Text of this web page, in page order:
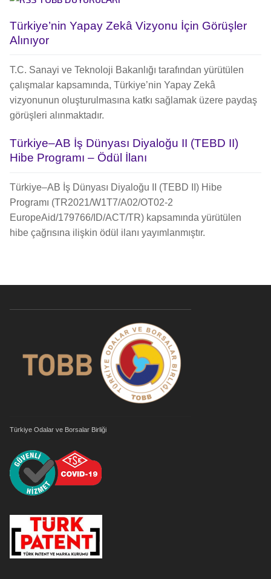
Türkiye’nin Yapay Zekâ Vizyonu İçin Görüşler
Alınıyor
T.C. Sanayi ve Teknoloji Bakanlığı tarafından yürütülen
çalışmalar kapsamında, Türkiye’nin Yapay Zekâ
vizyonunun oluşturulmasına katkı sağlamak üzere paydaş
görüşleri alınmaktadır.
Türkiye–AB İş Dünyası Diyaloğu II (TEBD II)
Hibe Programı – Ödül İlanı
Türkiye–AB İş Dünyası Diyaloğu II (TEBD II) Hibe
Programı (TR2021/W1T7/A02/OT02-2
EuropeAid/179766/ID/ACT/TR) kapsamında yürütülen
hibe çağrısına ilişkin ödül ilanı yayımlanmıştır.
Türkiye Odalar ve Borsalar Birliği